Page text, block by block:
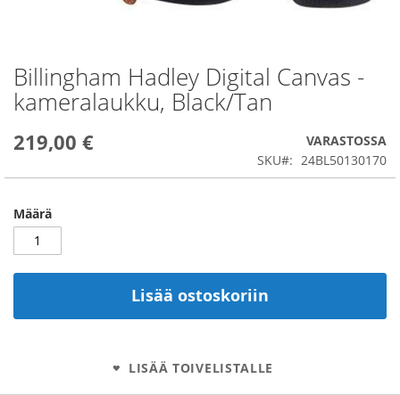
Billingham Hadley Digital Canvas -
kameralaukku, Black/Tan
219,00 €
VARASTOSSA
SKU
24BL50130170
Määrä
Lisää ostoskoriin
LISÄÄ TOIVELISTALLE
Skip
to
the
of